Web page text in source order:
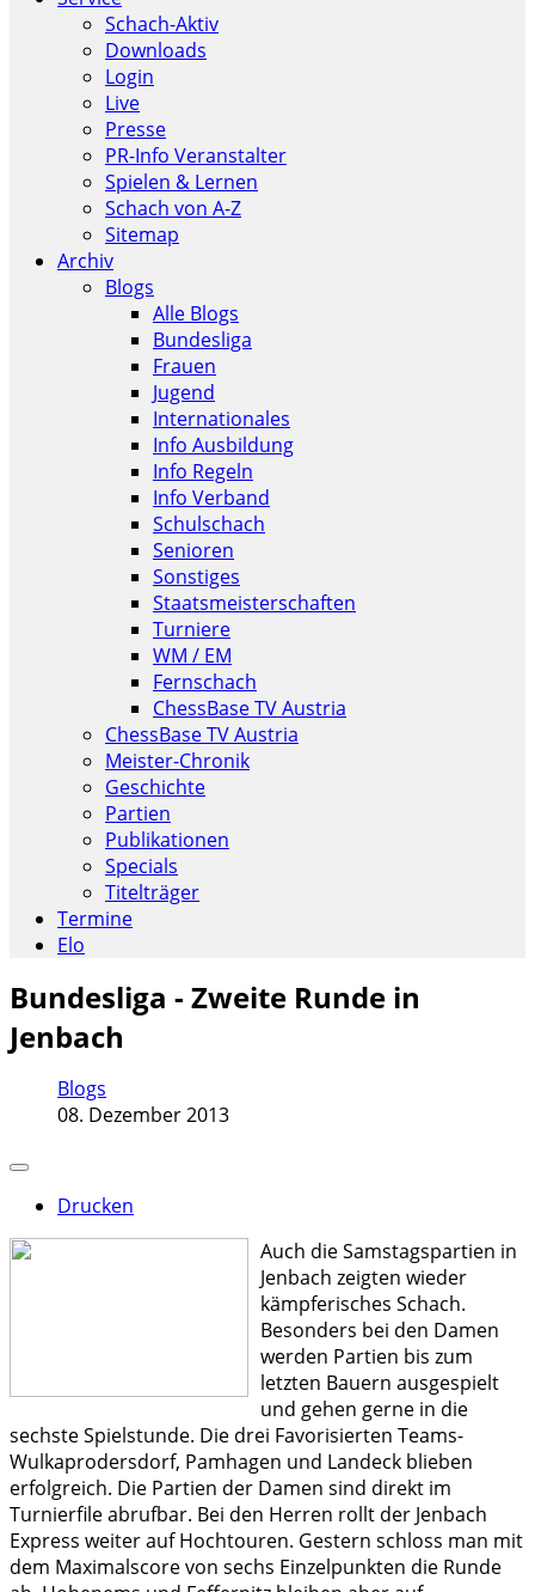
Schach-Aktiv
Downloads
Login
Live
Presse
PR-Info Veranstalter
Spielen & Lernen
Schach von A-Z
Sitemap
Archiv
Blogs
Alle Blogs
Bundesliga
Frauen
Jugend
Internationales
Info Ausbildung
Info Regeln
Info Verband
Schulschach
Senioren
Sonstiges
Staatsmeisterschaften
Turniere
WM / EM
Fernschach
ChessBase TV Austria
ChessBase TV Austria
Meister-Chronik
Geschichte
Partien
Publikationen
Specials
Titelträger
Termine
Elo
Bundesliga - Zweite Runde in
Jenbach
Blogs
08. Dezember 2013
Drucken
Auch die Samstagspartien in
Jenbach zeigten wieder
kämpferisches Schach.
Besonders bei den Damen
werden Partien bis zum
letzten Bauern ausgespielt
und gehen gerne in die
sechste Spielstunde. Die drei Favorisierten Teams-
Wulkaprodersdorf, Pamhagen und Landeck blieben
erfolgreich. Die Partien der Damen sind direkt im
Turnierfile abrufbar. Bei den Herren rollt der Jenbach
Express weiter auf Hochtouren. Gestern schloss man mit
dem Maximalscore von sechs Einzelpunkten die Runde